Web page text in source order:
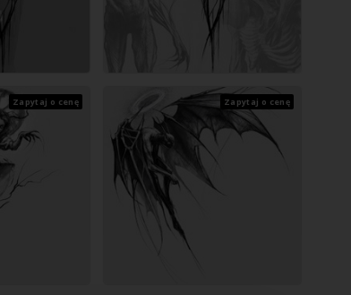
Zapytaj o cenę Zapytaj o cenę